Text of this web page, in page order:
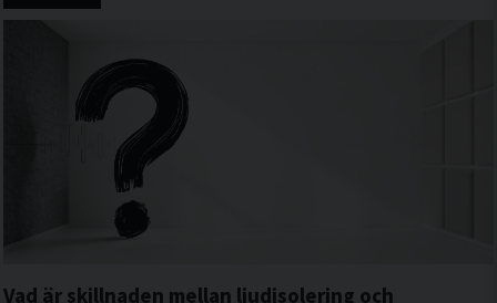
Vad är skillnaden mellan ljudisolering och